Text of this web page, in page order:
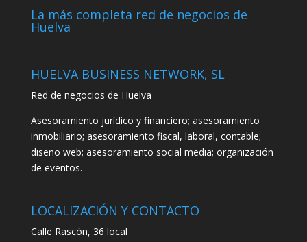
La más completa red de negocios de
Huelva
HUELVA BUSINESS NETWORK, SL
Red de negocios de Huelva
Asesoramiento jurídico y financiero; asesoramiento
inmobiliario; asesoramiento fiscal, laboral, contable;
diseño web; asesoramiento social media; organización
de eventos.
LOCALIZACIÓN Y CONTACTO
Calle Rascón, 36 local